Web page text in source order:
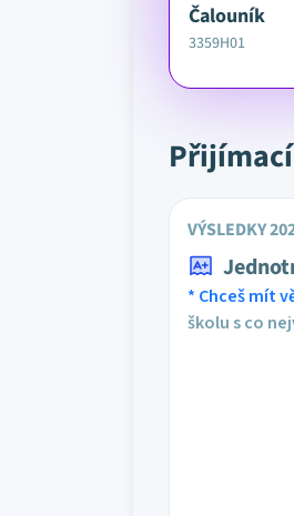
Čalouník
3359H01
VÝSLEDKY
* Chceš mít
školu s co